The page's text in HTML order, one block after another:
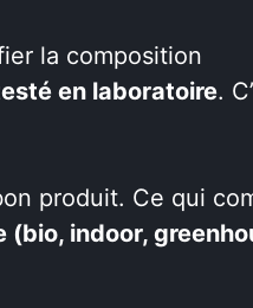
la composition
en laboratoire.
produit. Ce qui
(bio, indoor,